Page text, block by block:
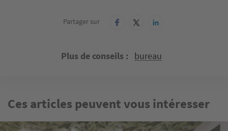
Partager sur
Plus de conseils bureau
Ces articles peuvent vous intéresser
Image